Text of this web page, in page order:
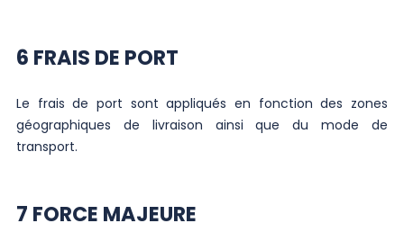
6 FRAIS DE PORT
Le frais de port sont appliqués en fonction des zones
géographiques de livraison ainsi que du mode de
transport.
7 FORCE MAJEURE